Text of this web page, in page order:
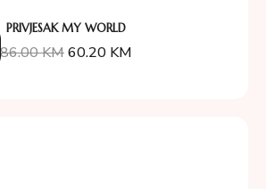
PRIVJESAK MY WORLD
86.00KM60.20 KM